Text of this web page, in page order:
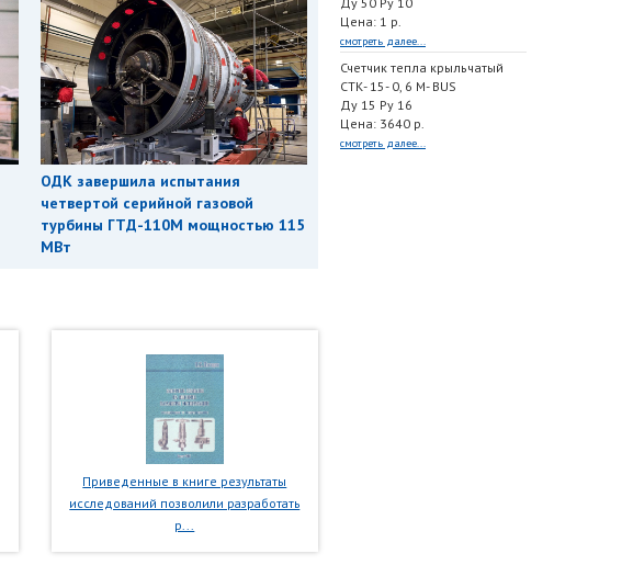
ОДК завершила испытания
четвертой серийной газовой
турбины ГТД-110М мощностью 115
МВт
Приведенные в книге результаты
исследований позволили разработать
р...
Цена: 1 р.
смотреть далее...
Счетчик тепла крыльчатый
СТК- 15- 0, 6 M- BUS
Ду 15 Ру 16
Цена: 3640 р.
смотреть далее...